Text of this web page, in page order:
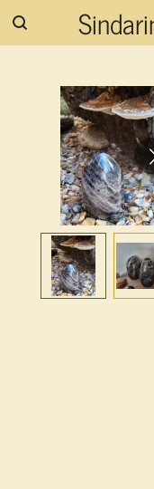
Ga
hoofdinhoud